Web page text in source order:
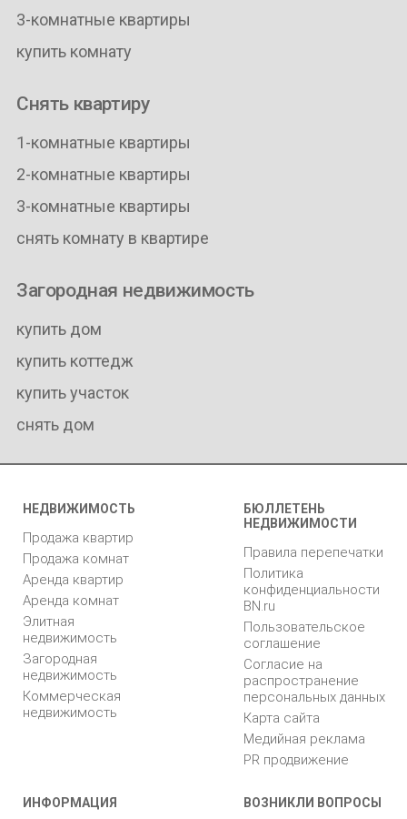
3-комнатные квартиры
купить комнату
Снять квартиру
1-комнатные квартиры
2-комнатные квартиры
3-комнатные квартиры
снять комнату в квартире
Загородная недвижимость
купить дом
купить коттедж
купить участок
снять дом
НЕДВИЖИМОСТЬ
Продажа квартир
Продажа комнат
Аренда квартир
Аренда комнат
Элитная
недвижимость
Загородная
недвижимость
Коммерческая
недвижимость
БЮЛЛЕТЕНЬ
НЕДВИЖИМОСТИ
Правила перепечатки
Политика
конфиденциальности
BN.ru
Пользовательское
соглашение
Согласие на
распространение
персональных данных
Карта сайта
Медийная реклама
PR продвижение
ИНФОРМАЦИЯ ВОЗНИКЛИ ВОПРОСЫ